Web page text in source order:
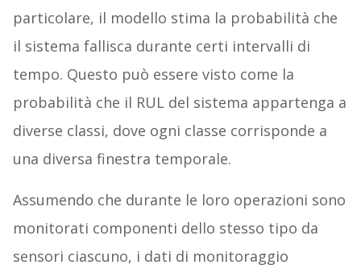
particolare, il modello stima la probabilità che
il sistema fallisca durante certi intervalli di
tempo. Questo può essere visto come la
probabilità che il RUL del sistema appartenga a
diverse classi, dove ogni classe corrisponde a
una diversa finestra temporale.
Assumendo che durante le loro operazioni sono
monitorati componenti dello stesso tipo da
sensori ciascuno, i dati di monitoraggio